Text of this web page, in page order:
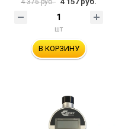
4 376 руб.
шт
В КОРЗИНУ